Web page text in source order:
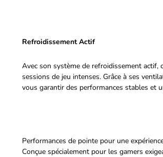
Refroidissement Actif
Avec son système de refroidissement
sessions de jeu intenses. Grâce à ses
vous garantir des performances stables et
Performances de pointe pour une
Conçue spécialement pour les gamers